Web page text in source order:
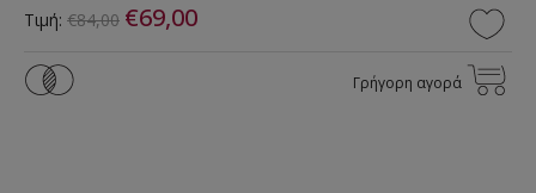
Τιμή: €84,00 €69,00
Γρήγορη αγορά